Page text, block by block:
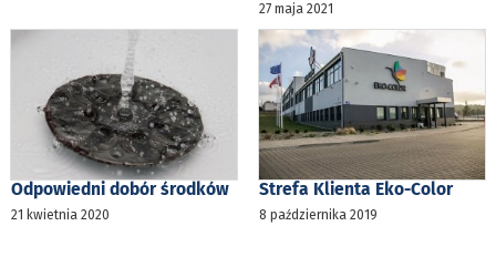
27 maja 2021
Odpowiedni dobór środków
21 kwietnia 2020
Strefa Klienta Eko-Color
8 października 2019